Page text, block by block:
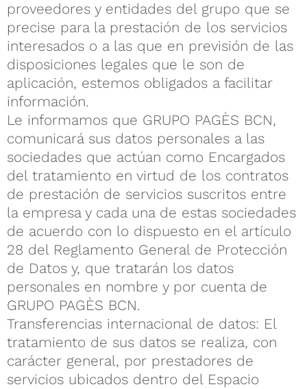
proveedores y entidades del grupo que se
precise para la prestación de los servicios
interesados o a las que en previsión de las
disposiciones legales que le son de
aplicación, estemos obligados a facilitar
información.
Le informamos que GRUPO PAGÈS BCN,
comunicará sus datos personales a las
sociedades que actúan como Encargados
del tratamiento en virtud de los contratos
de prestación de servicios suscritos entre
la empresa y cada una de estas sociedades
de acuerdo con lo dispuesto en el artículo
28 del Reglamento General de Protección
de Datos y, que tratarán los datos
personales en nombre y por cuenta de
GRUPO PAGÈS BCN.
Transferencias internacional de datos: El
tratamiento de sus datos se realiza, con
carácter general, por prestadores de
servicios ubicados dentro del Espacio